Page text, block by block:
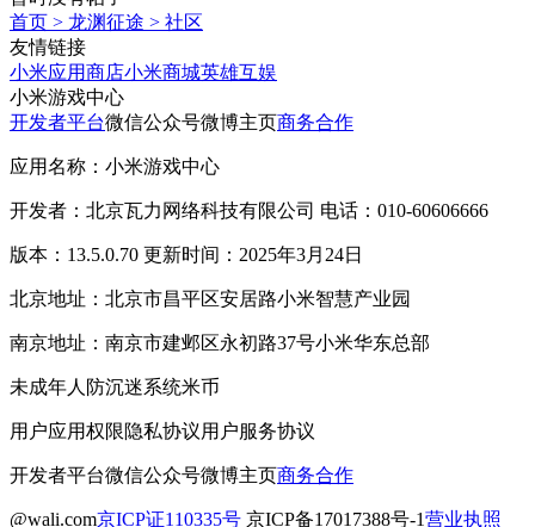
首页 > 龙渊征途 > 社区
友情链接
小米应用商店小米商城英雄互娱
小米游戏中心
开发者平台微信公众号微博主页商务合作
应用名称：小米游戏中心
开发者：北京瓦力网络科技有限公司 电话：010-60606666
版本：13.5.0.70 更新时间：2025年3月24日
北京地址：北京市昌平区安居路小米智慧产业园
南京地址：南京市建邺区永初路37号小米华东总部
未成年人防沉迷系统米币
用户应用权限隐私协议用户服务协议
开发者平台微信公众号微博主页商务合作
@wali.com京ICP证110335号 京ICP备17017388号-1营业执照